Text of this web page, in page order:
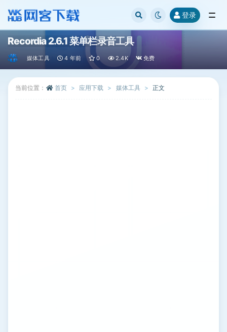
登录
Recordia 2.6.1 菜单栏录音工具
媒体工具 4 年前 0 2.4K 免费
当前位置： 首页 应用下载 媒体工具 正文
全部